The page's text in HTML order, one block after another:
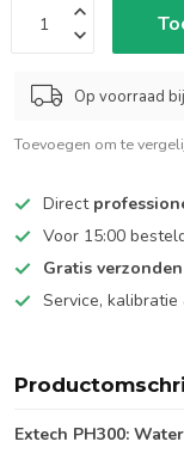
Op voorraad
Toevoegen om te
Direct
Voor 15:00
Gratis verzonden
Service,
Extech PH300: